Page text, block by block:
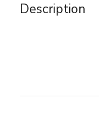
Description